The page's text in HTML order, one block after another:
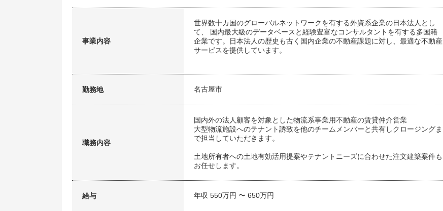
事業内容
世界数十カ国のグローバルネットワークを有する外資系企業の日本法人とし
て、 国内最大級のデータベースと経験豊富なコンサルタントを有する多国籍
企業です。日本法人の歴史も古く国内企業の不動産課題に対し、最適な不動産
サービスを提供しています。
勤務地 名古屋市
職務内容
国内外の法人顧客を対象とした物流系事業用不動産の賃貸仲介営業
大型物流施設へのテナント誘致を他のチームメンバーと共有しクロージングま
で担当していただきます。
土地所有者への土地有効活用提案やテナントニーズに合わせた注文建築案件も
お任せします。
給与 年収 550万円 〜 650万円